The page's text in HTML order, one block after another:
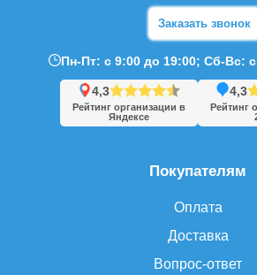
Покупателям
Оплата
Доставка
Вопрос-ответ
Заказать звонок
Пн-Пт: с 9:00 до 19:00; Сб-Вс:
4,3
Рейтинг организации в
Яндексе
4,3
Рейтинг